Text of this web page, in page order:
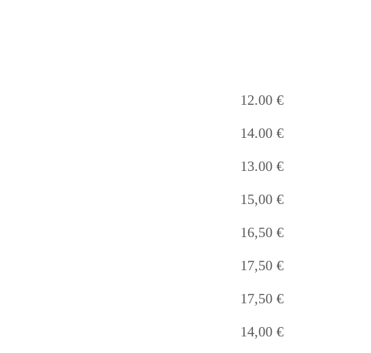
12.00 €
14.00 €
13.00 €
15,00 €
16,50 €
17,50 €
17,50 €
14,00 €